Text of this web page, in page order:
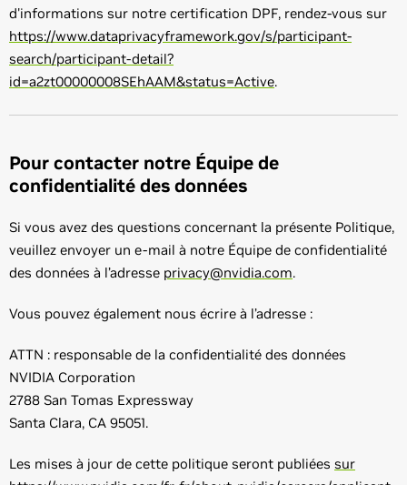
d'informations sur notre certification DPF, rendez-vous sur
https://www.dataprivacyframework.gov/s/participant-
search/participant-detail?
id=a2zt00000008SEhAAM&status=Active.
Pour contacter notre Équipe de
confidentialité des données
Si vous avez des questions concernant la présente Politique,
veuillez envoyer un e-mail à notre Équipe de confidentialité
des données à l’adresse privacy@nvidia.com.
Vous pouvez également nous écrire à l’adresse :
ATTN : responsable de la confidentialité des données
NVIDIA Corporation
2788 San Tomas Expressway
Santa Clara, CA 95051.
Les mises à jour de cette politique seront publiées sur